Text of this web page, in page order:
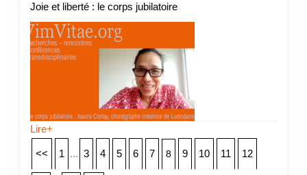
Joie et liberté : le corps jubilatoire
Lire+
<< 1 ... 3 4 5 6 7 8 9 10 11 12